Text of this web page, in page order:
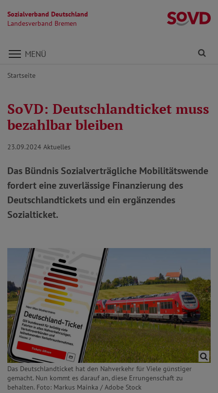
Sozialverband Deutschland
Landesverband Bremen
Direkt zu den Inhalten springen
MENÜ
Startseite
SoVD: Deutschlandticket muss
bezahlbar bleiben
23.09.2024 Aktuelles
Das Bündnis Sozialverträgliche Mobilitätswende
fordert eine zuverlässige Finanzierung des
Deutschlandtickets und ein ergänzendes
Sozialticket.
Das Deutschlandticket hat den Nahverkehr für Viele günstiger
gemacht. Nun kommt es darauf an, diese Errungenschaft zu
behalten. Foto: Markus Mainka / Adobe Stock